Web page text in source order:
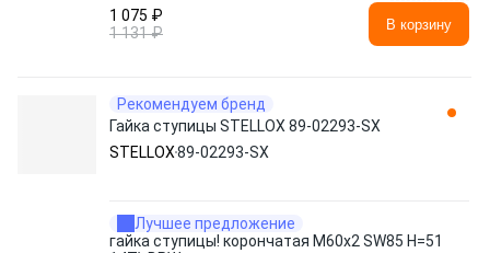
1 075 ₽
1 131 ₽
В корзину
Рекомендуем бренд
Гайка ступицы STELLOX 89-02293-SX
STELLOX89-02293-SX
Лучшее предложение
гайка ступицы! корончатая M60x2 SW85 H=51